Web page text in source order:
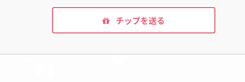
チップを送る